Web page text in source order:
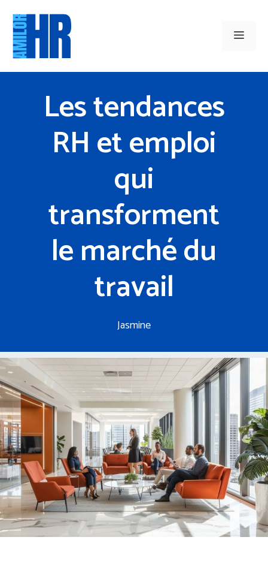
contenu
Menu
Les tendances
RH et emploi
qui
transforment
le marché du
travail
Jasmine